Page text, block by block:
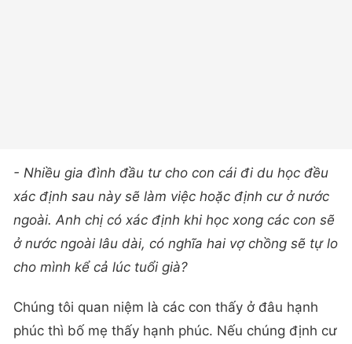
- Nhiều gia đình đầu tư cho con cái đi du học đều
xác định sau này sẽ làm việc hoặc định cư ở nước
ngoài. Anh chị có xác định khi học xong các con sẽ
ở nước ngoài lâu dài, có nghĩa hai vợ chồng sẽ tự lo
cho mình kể cả lúc tuổi già?
Chúng tôi quan niệm là các con thấy ở đâu hạnh
phúc thì bố mẹ thấy hạnh phúc. Nếu chúng định cư